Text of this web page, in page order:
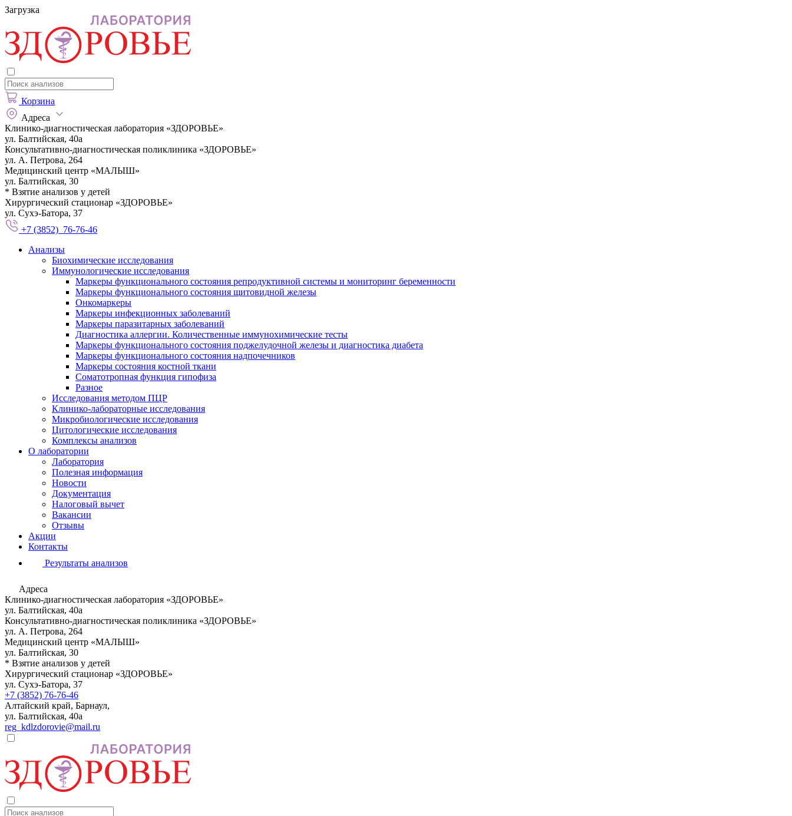
Загрузка
Корзина
Адреса
Клинико-диагностическая лаборатория «ЗДОРОВЬЕ»
ул. Балтийская, 40а
Консультативно-диагностическая поликлиника «ЗДОРОВЬЕ»
ул. А. Петрова, 264
Медицинский центр «МАЛЫШ»
ул. Балтийская, 30
* Взятие анализов у детей
Хирургический стационар «ЗДОРОВЬЕ»
ул. Сухэ-Батора, 37
+7 (3852) 76-76-46
Анализы
Биохимические исследования
Иммунологические исследования
Маркеры функционального состояния репродуктивной системы и мониторинг беременности
Маркеры функционального состояния щитовидной железы
Онкомаркеры
Маркеры инфекционных заболеваний
Маркеры паразитарных заболеваний
Диагностика аллергии. Количественные иммунохимические тесты
Маркеры функционального состояния поджелудочной железы и диагностика диабета
Маркеры функционального состояния надпочечников
Маркеры состояния костной ткани
Соматотропная функция гипофиза
Разное
Исследования методом ПЦР
Клинико-лабораторные исследования
Микробиологические исследования
Цитологические исследования
Комплексы анализов
О лаборатории
Лаборатория
Полезная информация
Новости
Документация
Налоговый вычет
Вакансии
Отзывы
Акции
Контакты
Результаты анализов
Адреса
Клинико-диагностическая лаборатория «ЗДОРОВЬЕ»
ул. Балтийская, 40а
Консультативно-диагностическая поликлиника «ЗДОРОВЬЕ»
ул. А. Петрова, 264
Медицинский центр «МАЛЫШ»
ул. Балтийская, 30
* Взятие анализов у детей
Хирургический стационар «ЗДОРОВЬЕ»
ул. Сухэ-Батора, 37
+7 (3852) 76-76-46
Алтайский край, Барнаул,
ул. Балтийская, 40а
reg_kdlzdorovie@mail.ru